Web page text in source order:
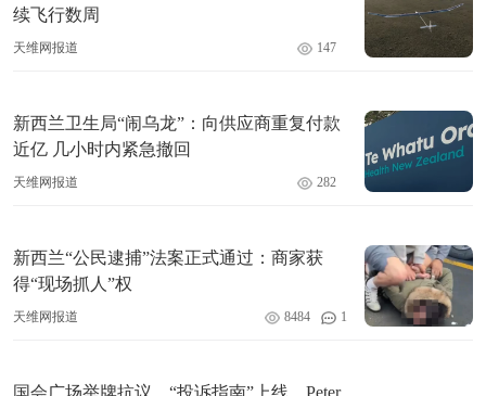
续飞行数周
天维网报道 147
新西兰卫生局“闹乌龙”：向供应商重复付款
近亿 几小时内紧急撤回
天维网报道 282
新西兰“公民逮捕”法案正式通过：商家获
得“现场抓人”权
天维网报道 8484 1
国会广场举牌抗议、“投诉指南”上线…Peter